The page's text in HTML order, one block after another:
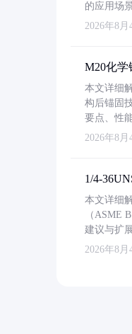
的应用场
2026年8月
M20化学
本文详细
构后锚固
要点、性
2026年8月
1/4-
本文详细
（ASME
建议与扩
2026年8月